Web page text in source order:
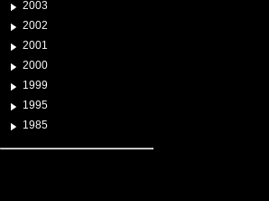
2003
2002
2001
2000
1999
1995
1985